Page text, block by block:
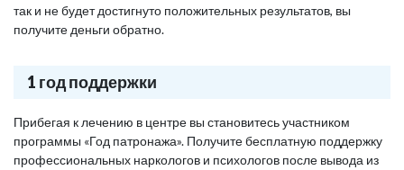
так и не будет достигнуто положительных результатов, вы
получите деньги обратно.
1 год поддержки
Прибегая к лечению в центре вы становитесь участником
программы «Год патронажа». Получите бесплатную поддержку
профессиональных наркологов и психологов после вывода из